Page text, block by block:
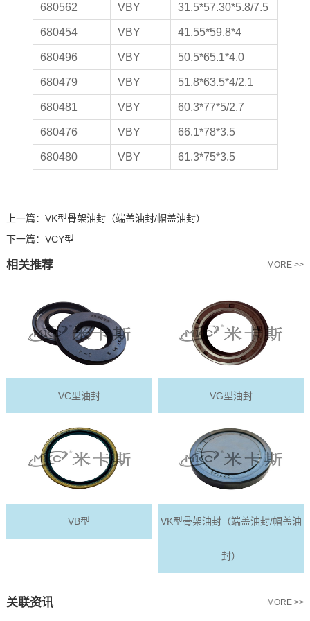
680562 VBY 31.5*57.30*5.8/7.5
680454 VBY 41.55*59.8*4
680496 VBY 50.5*65.1*4.0
680479 VBY 51.8*63.5*4/2.1
680481 VBY 60.3*77*5/2.7
680476 VBY 66.1*78*3.5
680480 VBY 61.3*75*3.5
上一篇： VK型骨架油封（端盖油封/帽盖油封）
下一篇： VCY型
相关推荐 MORE >>
VC型油封 VG型油封
VB型 VK型骨架油封（端盖油封/帽盖油
封）
关联资讯 MORE >>